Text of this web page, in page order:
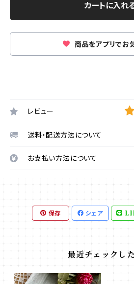
カートに入れ
商品をアプリでお
レビュー
送料・配送方法について
お支払い方法について
保存 シェア
最近チェックし